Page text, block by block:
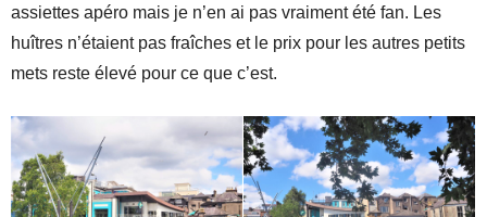
assiettes apéro mais je n’en ai pas vraiment été fan. Les
huîtres n’étaient pas fraîches et le prix pour les autres petits
mets reste élevé pour ce que c’est.